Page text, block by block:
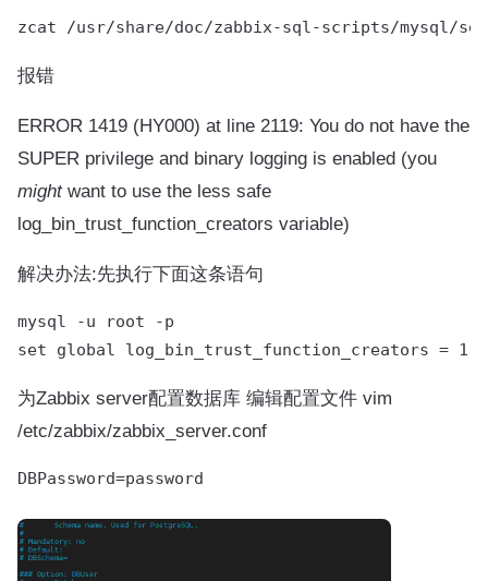
报错
ERROR 1419 (HY000) at line 2119: You do not have the
SUPER privilege and binary logging is enabled (you
mightwant to use the less safe
log_bin_trust_function_creators variable)
解决办法:先执行下面这条语句
mysql -u root -p
为Zabbix server配置数据库 编辑配置文件 vim
/etc/zabbix/zabbix_server.conf